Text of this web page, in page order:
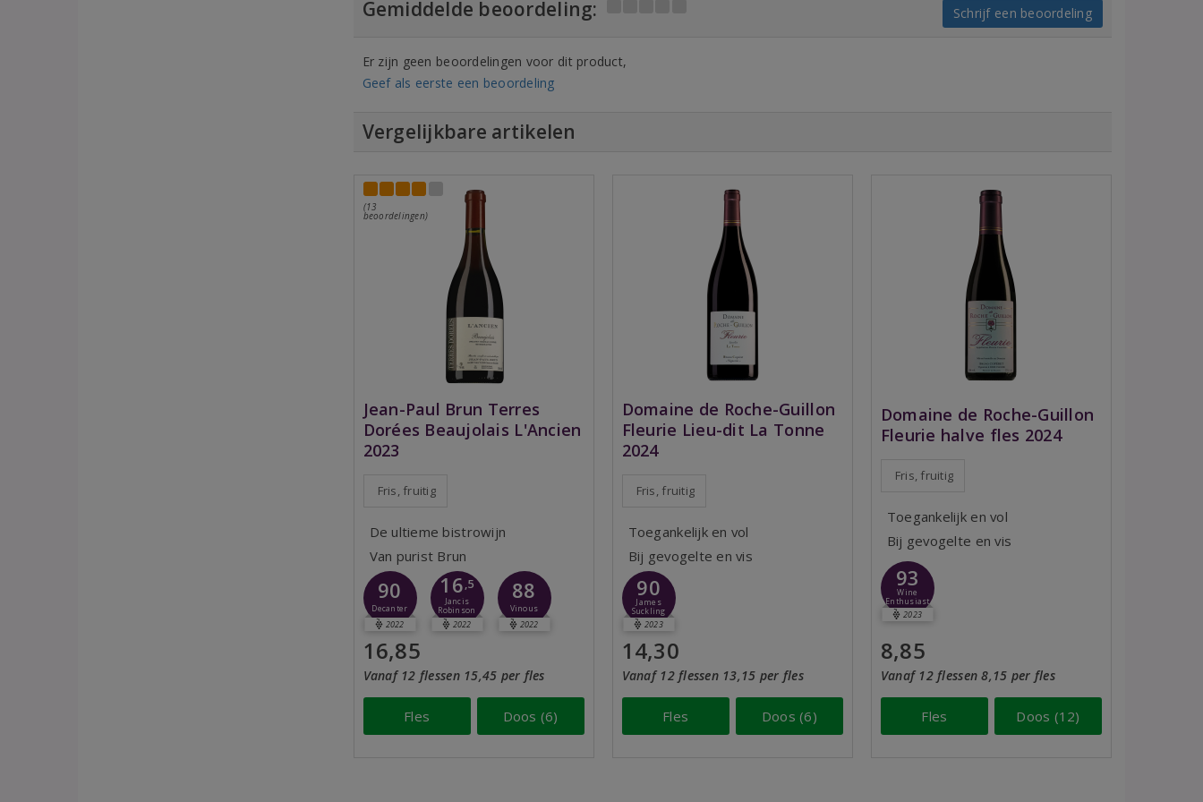
Gemiddelde beoordeling: Schrijf een beoordeling
Er zijn geen beoordelingen voor dit product,
Geef als eerste een beoordeling
Vergelijkbare artikelen
(13
beoordelingen)
Jean-Paul Brun Terres
Dorées Beaujolais L'Ancien
2023
Fris, fruitig
De ultieme bistrowijn
Van purist Brun
90
Decanter
2022
16,5
Jancis
Robinson
2022
88
Vinous
2022
16,85
Vanaf 12 flessen 15,45 per fles
Fles Doos (6)
Domaine de Roche-Guillon
Fleurie Lieu-dit La Tonne
2024
Fris, fruitig
Toegankelijk en vol
Bij gevogelte en vis
90
James
Suckling
2023
14,30
Vanaf 12 flessen 13,15 per fles
Fles Doos (6)
Domaine de Roche-Guillon
Fleurie halve fles 2024
Fris, fruitig
Toegankelijk en vol
Bij gevogelte en vis
93
Wine
Enthusiast
2023
8,85
Vanaf 12 flessen 8,15 per fles
Fles Doos (12)